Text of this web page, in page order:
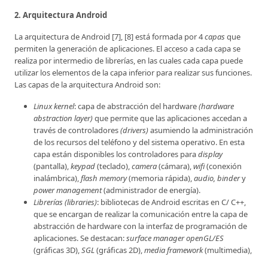
2. Arquitectura Android
La arquitectura de Android [7], [8] está formada por 4capasque
permiten la generación de aplicaciones. El acceso a cada capa se
realiza por intermedio de librerías, en las cuales cada capa puede
utilizar los elementos de la capa inferior para realizar sus funciones.
Las capas de la arquitectura Android son:
Linux kernel: capa de abstracción del hardware(hardware
abstraction layer)que permite que las aplicaciones accedan a
través de controladores(drivers)asumiendo la administración
de los recursos del teléfono y del sistema operativo. En esta
capa están disponibles los controladores paradisplay
(pantalla),keypad(teclado),camera(cámara),wifi(conexión
inalámbrica),flash memory(memoria rápida),audio, bindery
power management(administrador de energía).
Librerías (libraries): bibliotecas de Android escritas en C/ C++,
que se encargan de realizar la comunicación entre la capa de
abstracción de hardware con la interfaz de programación de
aplicaciones. Se destacan:surface manageropenGL/ES
(gráficas 3D),SGL(gráficas 2D),media framework(multimedia),